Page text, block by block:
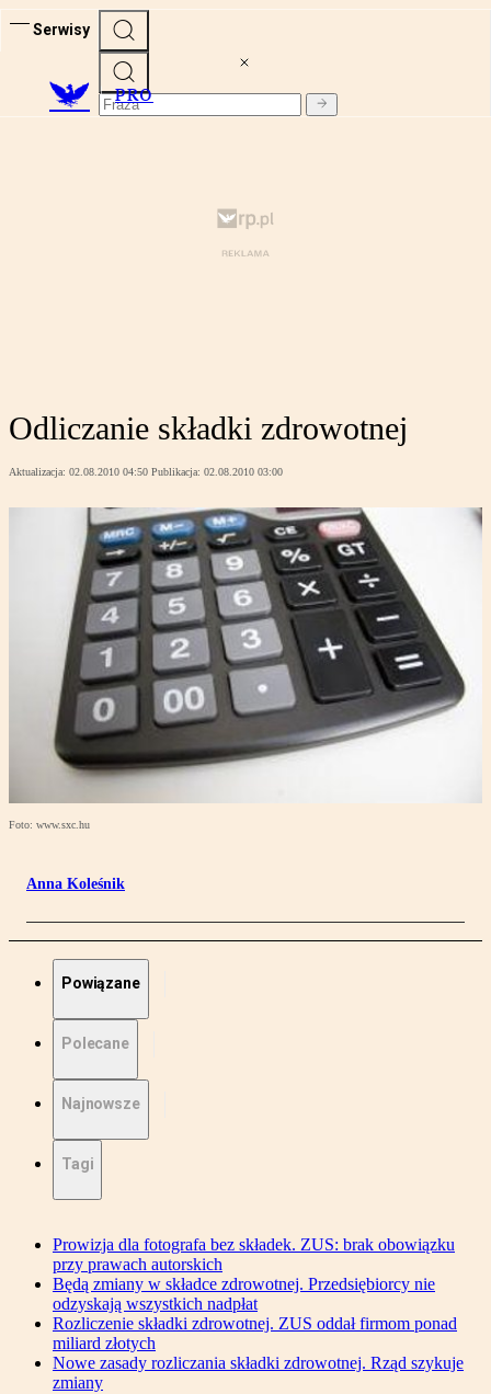
Serwisy
PRO
Odliczanie składki zdrowotnej
Aktualizacja: 02.08.2010 04:50 Publikacja: 02.08.2010 03:00
Foto: www.sxc.hu
Anna Koleśnik
Powiązane
Polecane
Najnowsze
Tagi
Prowizja dla fotografa bez składek. ZUS: brak obowiązku
przy prawach autorskich
Będą zmiany w składce zdrowotnej. Przedsiębiorcy nie
odzyskają wszystkich nadpłat
Rozliczenie składki zdrowotnej. ZUS oddał firmom ponad
miliard złotych
Nowe zasady rozliczania składki zdrowotnej. Rząd szykuje
zmiany